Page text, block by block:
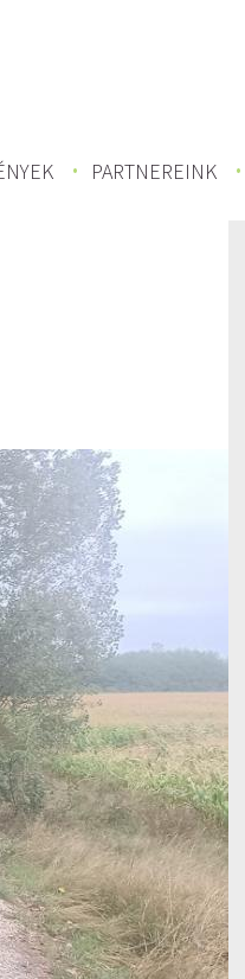
PARTNEREINK